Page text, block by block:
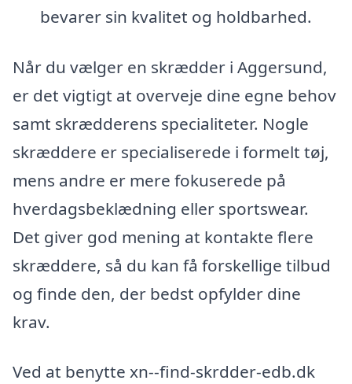
bevarer sin kvalitet og holdbarhed.
Når du vælger en skrædder i Aggersund,
er det vigtigt at overveje dine egne behov
samt skrædderens specialiteter. Nogle
skræddere er specialiserede i formelt tøj,
mens andre er mere fokuserede på
hverdagsbeklædning eller sportswear.
Det giver god mening at kontakte flere
skræddere, så du kan få forskellige tilbud
og finde den, der bedst opfylder dine
krav.
Ved at benytte xn--find-skrdder-edb.dk